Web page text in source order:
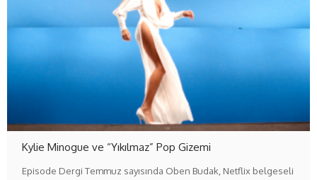
Kylie Minogue ve “Yıkılmaz” Pop Gizemi
Episode Dergi Temmuz sayısında Oben Budak, Netflix belgeseli